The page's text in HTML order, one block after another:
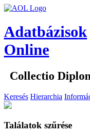
Adatbázisok
Online
Collectio
Keresés Hierarchia
Találatok szűrése